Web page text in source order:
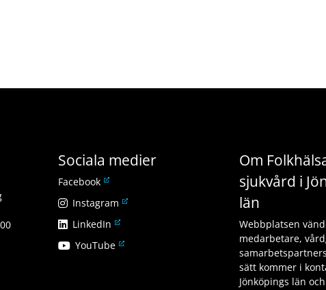
Sociala medier
FacebookL
n
k
i
Instagram L
ä
k
LinkedIn L
n
YouTubeL
Om
sjukvård i
län
Webbplatsen
medarbetare,
sätt kommer i
Jönköpings län